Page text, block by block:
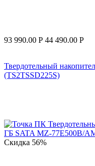
93 990.00 Р 44 490.00 Р
Твердотельный
(TS2TSSD225S)
Скидка 56%